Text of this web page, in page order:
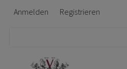
Anmelden Registrieren